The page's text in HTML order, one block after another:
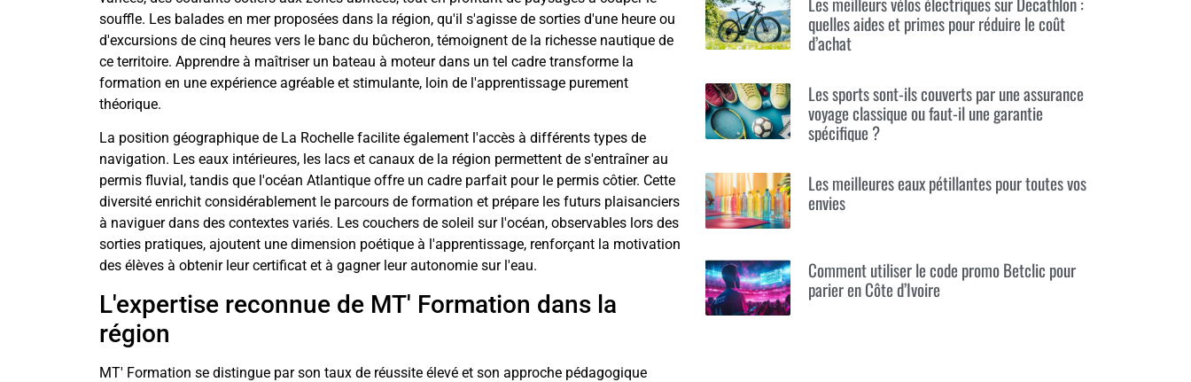
souffle. Les balades en mer proposées dans la région, qu'il s'agisse de sorties d'une heure ou
d'excursions de cinq heures vers le banc du bûcheron, témoignent de la richesse nautique de
ce territoire. Apprendre à maîtriser un bateau à moteur dans un tel cadre transforme la
formation en une expérience agréable et stimulante, loin de l'apprentissage purement
théorique.
La position géographique de La Rochelle facilite également l'accès à différents types de
navigation. Les eaux intérieures, les lacs et canaux de la région permettent de s'entraîner au
permis fluvial, tandis que l'océan Atlantique offre un cadre parfait pour le permis côtier. Cette
diversité enrichit considérablement le parcours de formation et prépare les futurs plaisanciers
à naviguer dans des contextes variés. Les couchers de soleil sur l'océan, observables lors des
sorties pratiques, ajoutent une dimension poétique à l'apprentissage, renforçant la motivation
des élèves à obtenir leur certificat et à gagner leur autonomie sur l'eau.
L'expertise reconnue de MT' Formation dans la
région
MT' Formation se distingue par son taux de réussite élevé et son approche pédagogique
quelles aides et primes pour réduire le coût
d’achat
Les sports sont-ils couverts par une assurance
voyage classique ou faut-il une garantie
spécifique ?
Les meilleures eaux pétillantes pour toutes vos
envies
Comment utiliser le code promo Betclic pour
parier en Côte d’Ivoire